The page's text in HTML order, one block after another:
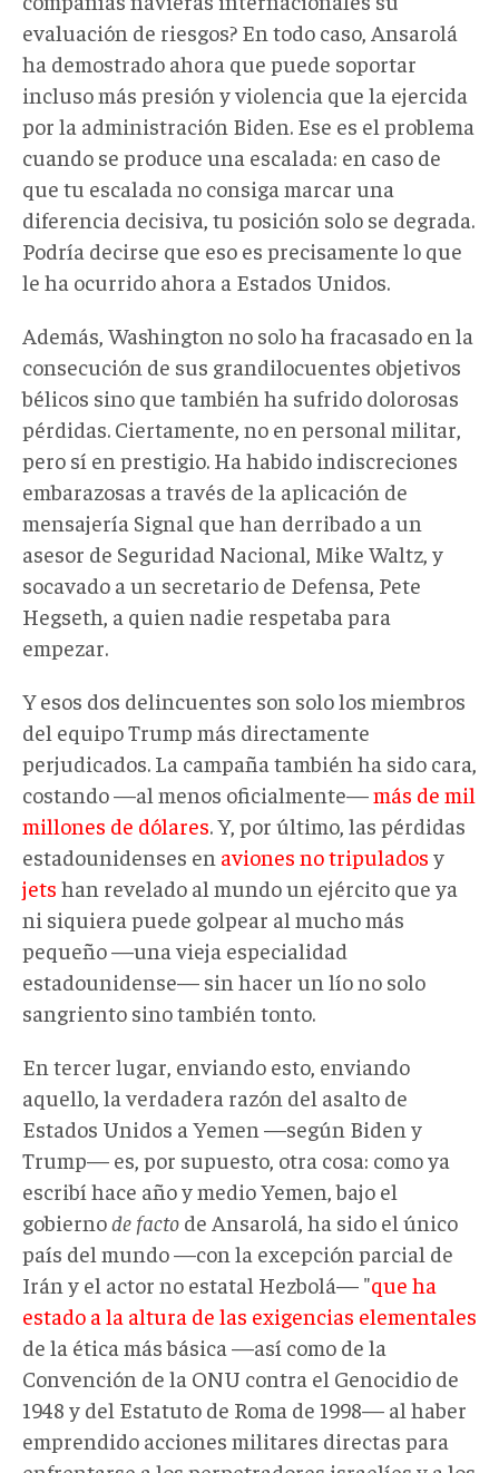
evaluación de riesgos? En todo caso, Ansarolá
ha demostrado ahora que puede soportar
incluso más presión y violencia que la ejercida
por la administración Biden. Ese es el problema
cuando se produce una escalada: en caso de
que tu escalada no consiga marcar una
diferencia decisiva, tu posición solo se degrada.
Podría decirse que eso es precisamente lo que
le ha ocurrido ahora a Estados Unidos.
Además, Washington no solo ha fracasado en la
consecución de sus grandilocuentes objetivos
bélicos sino que también ha sufrido dolorosas
pérdidas. Ciertamente, no en personal militar,
pero sí en prestigio. Ha habido indiscreciones
embarazosas a través de la aplicación de
mensajería Signal que han derribado a un
asesor de Seguridad Nacional, Mike Waltz, y
socavado a un secretario de Defensa, Pete
Hegseth, a quien nadie respetaba para
empezar.
Y esos dos delincuentes son solo los miembros
del equipo Trump más directamente
perjudicados. La campaña también ha sido cara,
costando —al menos oficialmente—más de mil
millones de dólares. Y, por último, las pérdidas
estadounidenses en aviones no tripulados y
jets han revelado al mundo un ejército que ya
ni siquiera puede golpear al mucho más
pequeño —una vieja especialidad
estadounidense— sin hacer un lío no solo
sangriento sino también tonto.
En tercer lugar, enviando esto, enviando
aquello, la verdadera razón del asalto de
Estados Unidos a Yemen —según Biden y
Trump— es, por supuesto, otra cosa: como ya
escribí hace año y medio Yemen, bajo el
gobiernode facto de Ansarolá, ha sido el único
país del mundo —con la excepción parcial de
Irán y el actor no estatal Hezbolá— "que ha
estado a la altura de las exigencias elementales
de la ética más básica —así como de la
Convención de la ONU contra el Genocidio de
1948 y del Estatuto de Roma de 1998— al haber
emprendido acciones militares directas para